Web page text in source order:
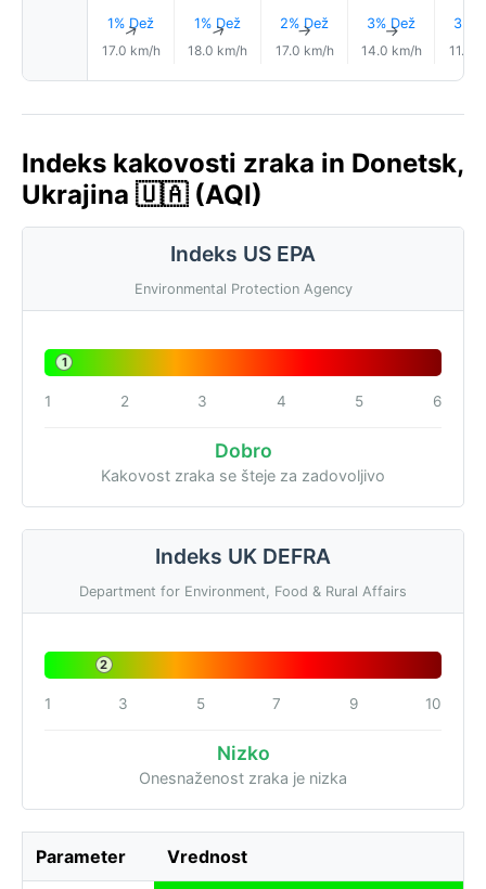
1% Dež
↑
17.0 km/h
1% Dež
↑
18.0 km/h
2% Dež
↑
17.0 km/h
3% Dež
↑
14.0 km/h
3%
11.0
Indeks kakovosti zraka in Donetsk,
Ukrajina 🇺🇦 (AQI)
Indeks US EPA
Environmental Protection Agency
1
1 2 3 4 5 6
Dobro
Kakovost zraka se šteje za zadovoljivo
Indeks UK DEFRA
Department for Environment, Food & Rural Affairs
2
1 3 5 7 9 10
Nizko
Onesnaženost zraka je nizka
Parameter Vrednost